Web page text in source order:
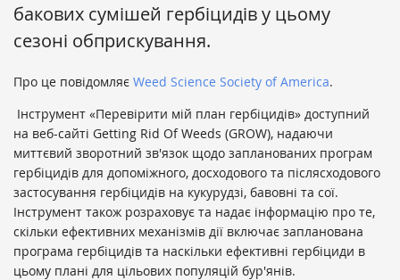
бакових сумішей гербіцидів у цьому
сезоні обприскування.
Про це повідомляє Weed Science Society of America.
Інструмент «Перевірити мій план гербіцидів» доступний
на веб-сайті Getting Rid Of Weeds (GROW), надаючи
миттєвий зворотний зв'язок щодо запланованих програм
гербіцидів для допоміжного, досходового та післясходового
застосування гербіцидів на кукурудзі, бавовні та сої.
Інструмент також розраховує та надає інформацію про те,
скільки ефективних механізмів дії включає запланована
програма гербіцидів та наскільки ефективні гербіциди в
цьому плані для цільових популяцій бур'янів.